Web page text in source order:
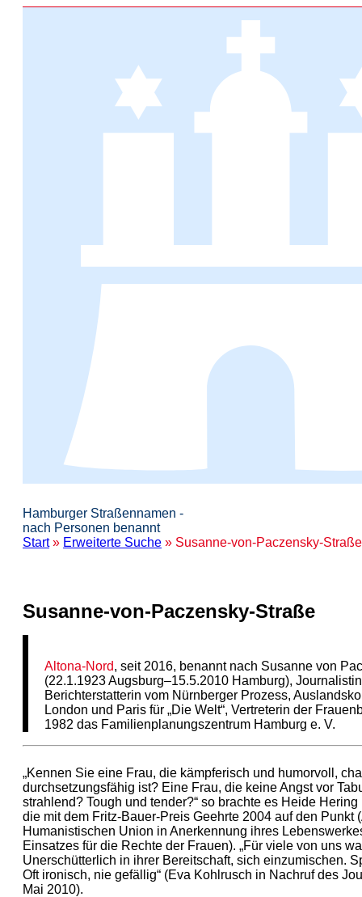
Hamburger Straßennamen -
nach Personen benannt
Start» Erweiterte Suche » Susanne-von-Paczensky-Straße
Susanne-von-Paczensky-Straße
Altona-Nord, seit 2016, benannt nach Susanne von
(22.1.1923 Augsburg–15.5.2010 Hamburg),
Berichterstatterin vom Nürnberger Prozess,
London und Paris für „Die Welt“, Vertreterin der
1982 das Familienplanungszentrum Hamburg e. V.
„Kennen Sie eine Frau, die kämpferisch und humorvoll,
durchsetzungsfähig ist? Eine Frau, die keine Angst vor
strahlend? Tough und tender?“ so brachte es Heide
die mit dem Fritz-Bauer-Preis Geehrte 2004 auf den Punkt
Humanistischen Union in Anerkennung ihres
Einsatzes für die Rechte der Frauen). „Für viele von uns
Unerschütterlich in ihrer Bereitschaft, sich einzumischen.
Oft ironisch, nie gefällig“ (Eva Kohlrusch in Nachruf des
Mai 2010).